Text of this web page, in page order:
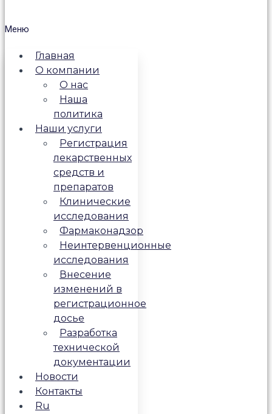
Меню
Главная
О компании
О нас
Наша
политика
Наши услуги
Регистрация
лекарственных
средств и
препаратов
Клинические
исследования
Фармаконадзор
Неинтервенционные
исследования
Внесение
изменений в
регистрационное
досье
Разработка
технической
документации
Новости
Контакты
Ru